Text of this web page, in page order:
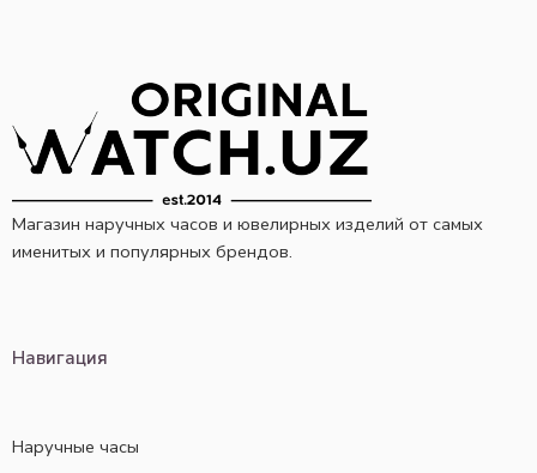
Магазин наручных часов и ювелирных изделий от самых
именитых и популярных брендов.
Навигация
Наручные часы